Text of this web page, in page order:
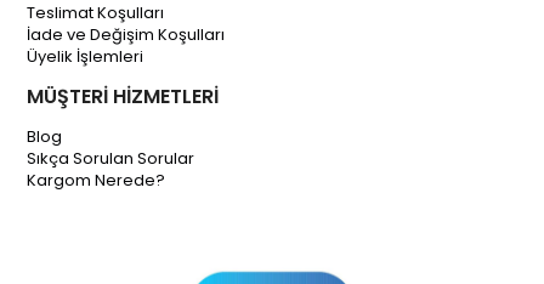
Teslimat Koşulları
İade ve Değişim Koşulları
Üyelik İşlemleri
MÜŞTERİ HİZMETLERİ
Blog
Sıkça Sorulan Sorular
Kargom Nerede?